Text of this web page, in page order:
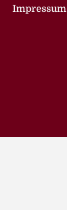
Impressum